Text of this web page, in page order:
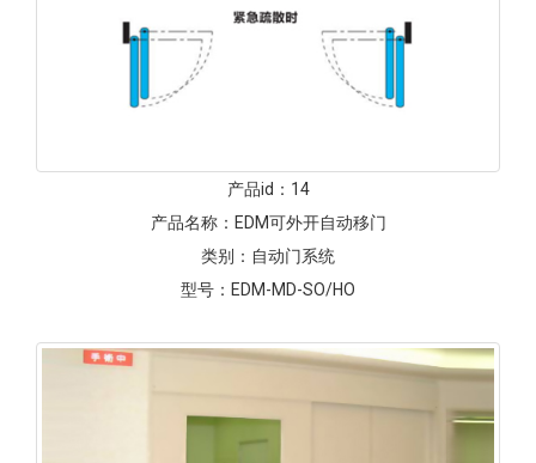
产品id： 14
产品名称： EDM可外开自动移门
类别： 自动门系统
型号： EDM-MD-SO/HO